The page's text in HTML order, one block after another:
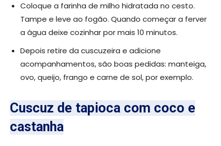
Coloque a farinha de milho hidratada no cesto.
Tampe e leve ao fogão. Quando começar a ferver
a água deixe cozinhar por mais 10 minutos.
Depois retire da cuscuzeira e adicione
acompanhamentos, são boas pedidas: manteiga,
ovo, queijo, frango e carne de sol, por exemplo.
Cuscuz de tapioca com coco e
castanha